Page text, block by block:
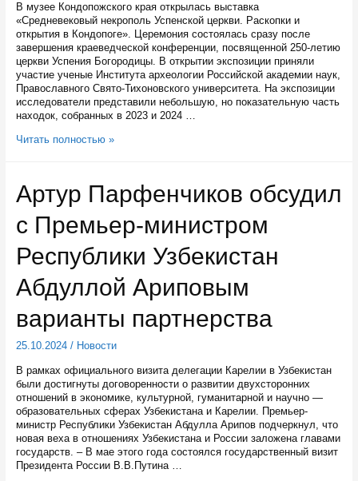
В музее Кондопожского края открылась выставка
«Средневековый некрополь Успенской церкви. Раскопки и
открытия в Кондопоге». Церемония состоялась сразу после
завершения краеведческой конференции, посвященной 250-летию
церкви Успения Богородицы. В открытии экспозиции приняли
участие ученые Института археологии Российской академии наук,
Православного Свято-Тихоновского университета. На экспозиции
исследователи представили небольшую, но показательную часть
находок, собранных в 2023 и 2024 …
Иконы
церкови
представили
в
музее
Кондопоги
Читать полностью »
Артур Парфенчиков обсудил
с Премьер-министром
Республики Узбекистан
Абдуллой Ариповым
варианты партнерства
25.10.2024/ Новости
В рамках официального визита делегации Карелии в Узбекистан
были достигнуты договоренности о развитии двухсторонних
отношений в экономике, культурной, гуманитарной и научно —
образовательных сферах Узбекистана и Карелии. Премьер-
министр Республики Узбекистан Абдулла Арипов подчеркнул, что
новая веха в отношениях Узбекистана и России заложена главами
государств. – В мае этого года состоялся государственный визит
Президента России В.В.Путина …